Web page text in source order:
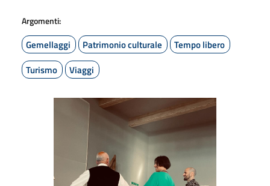
Argomenti:
Gemellaggi Patrimonio culturale
Tempo libero
Turismo
Viaggi